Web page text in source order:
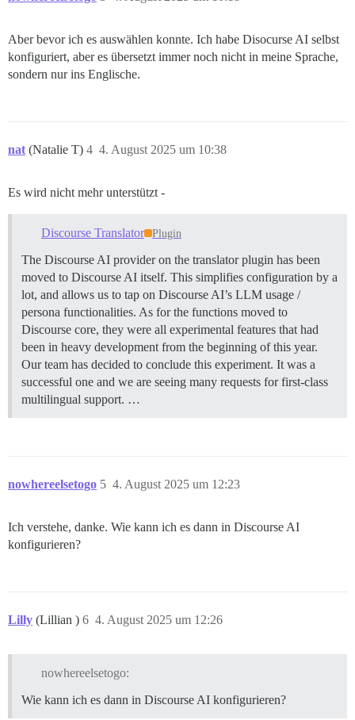
Aber bevor ich es auswählen konnte. Ich habe Disocurse AI selbst
konfiguriert, aber es übersetzt immer noch nicht in meine Sprache,
sondern nur ins Englische.
nat (Natalie T) 4. August 2025 um 10:38
4
Es wird nicht mehr unterstützt -
Discourse Translator Plugin
The Discourse AI provider on the translator plugin has been
moved to Discourse AI itself. This simplifies configuration by a
lot, and allows us to tap on Discourse AI’s LLM usage /
persona functionalities. As for the functions moved to
Discourse core, they were all experimental features that had
been in heavy development from the beginning of this year.
Our team has decided to conclude this experiment. It was a
successful one and we are seeing many requests for first-class
multilingual support. …
nowhereelsetogo 4. August 2025 um 12:23
5
Ich verstehe, danke. Wie kann ich es dann in Discourse AI
konfigurieren?
Lilly (Lillian ) 4. August 2025 um 12:26
6
nowhereelsetogo:
Wie kann ich es dann in Discourse AI konfigurieren?